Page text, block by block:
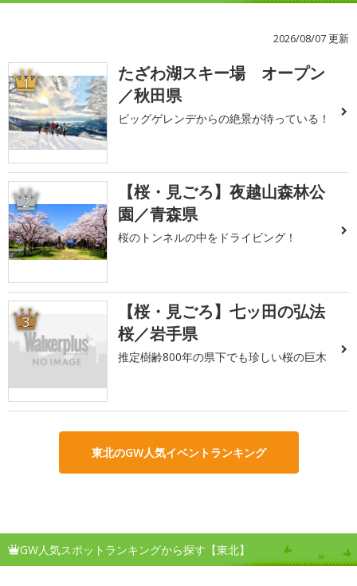
2026/08/07 更新
1
たざわ湖スキー場 オープン
／秋田県
ビッグゲレンデからの絶景が待っている！
2
【桜・見ごろ】夜越山森林公
園／青森県
桜のトンネルの中をドライビング！
3
【桜・見ごろ】七ッ田の弘法
桜／岩手県
推定樹齢800年の県下でも珍しい桜の巨木
東北のGW人気イベントランキング
GW人気スポットランキングから探す【東北】